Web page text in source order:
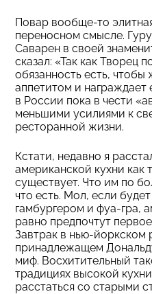
Повар вообще-то
переносном смысле.
Саварен в своей
сказал: «Так как Творец
обязанность есть, чтобы
аппетитом и награждает
в России пока в чести
меньшими усилиями к
ресторанной жизни.
Кстати, недавно я
американской кухни как
существует. Что им по
что есть. Мол, если
гамбургером и фуа-гра,
равно предпочтут
Завтрак в нью-йоркском
принадлежащем
миф. Восхитительный
традициях высокой
расстаться со старыми